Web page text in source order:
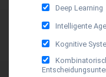
Deep Learning
Intelligente
Kognitive